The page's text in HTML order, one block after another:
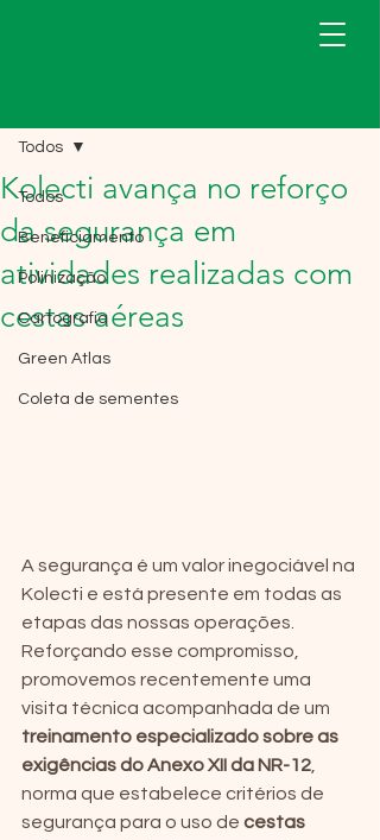
Todos
Beneficiamento
Polinização
Cartografia
Green Atlas
Coleta de sementes
Todos
Kolecti avança no reforço
da segurança em
atividades realizadas com
cestas aéreas
A segurança é um valor inegociável na
Kolecti e está presente em todas as
etapas das nossas operações.
Reforçando esse compromisso,
promovemos recentemente uma
visita técnica acompanhada de um
treinamento especializado sobre as
exigências do Anexo XII da NR-12
norma que estabelece critérios de
segurança para o uso de cestas